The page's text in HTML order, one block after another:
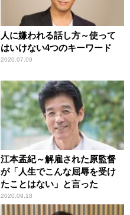
人に嫌われる話し方～使って
はいけない4つのキーワード
2020.07.09
江本孟紀～解雇された原監督
が「人生でこんな屈辱を受け
たことはない」と言った
2020.09.18